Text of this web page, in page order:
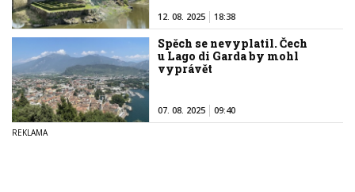
12. 08. 2025 18:38
Spěch se nevyplatil. Čech
u Lago di Garda by mohl
vyprávět
07. 08. 2025 09:40